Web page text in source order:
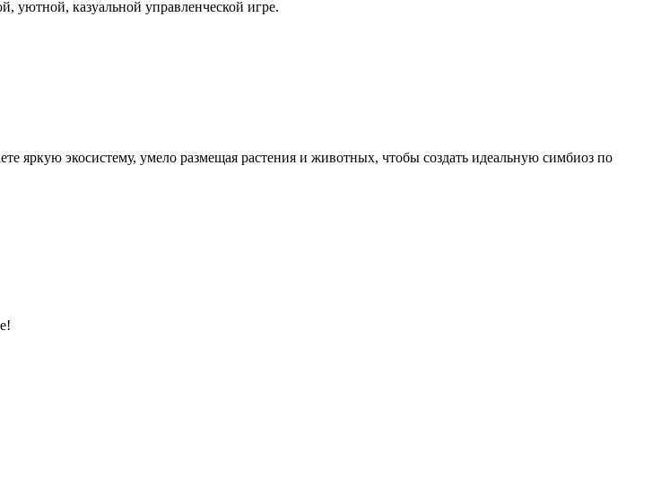
уютной, казуальной управленческой игре.
яркую экосистему, умело размещая растения и животных, чтобы создать идеальную симбиоз по